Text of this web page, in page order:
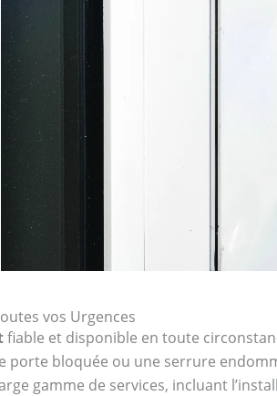
vos Urgences
fiable et disponible en toute
porte bloquée ou une serrure
gamme de services, incluant